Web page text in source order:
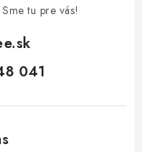
tu pre vás!
041